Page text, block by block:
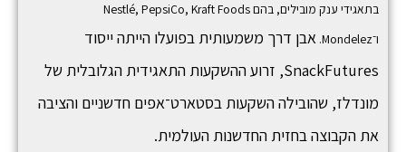
בתאגידי ענק מובילים, בהם
Nestlé, PepsiCo, Kraft Foods
ו־Mondelez
. אבן דרך משמעותית בפועלו הייתה ייסוד
SnackFutures, זרוע ההשקעות התאגידית הגלובלית של
מונדלז, שהובילה השקעות בסטארט־אפים חדשניים והציבה
את הקבוצה בחזית החדשנות העולמית.